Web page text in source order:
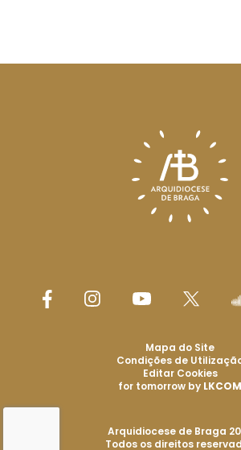
Arquidiocese de Braga
Todos os direitos
Mapa do Site
Condições de
Editar Cookies
for tomorrow by LKCOM